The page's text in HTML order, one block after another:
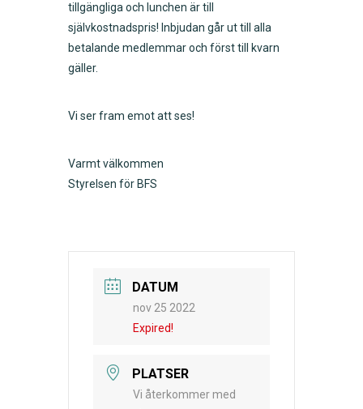
tillgängliga och lunchen är till
självkostnadspris! Inbjudan går ut till alla
betalande medlemmar och först till kvarn
gäller.
Vi ser fram emot att ses!
Varmt välkommen
Styrelsen för BFS
DATUM
nov 25 2022
Expired!
PLATSER
Vi återkommer med